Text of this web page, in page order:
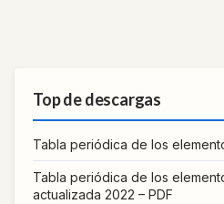
Top de descargas
Tabla periódica de los
Tabla periódica de los
actualizada 2022 – PDF